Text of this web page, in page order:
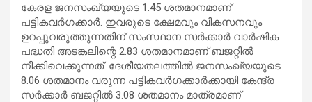
കേരള ജനസംഖ്യയുടെ 1.45 ശതമാനമാണ്
പട്ടികവർഗക്കാർ. ഇവരുടെ ക്ഷേമവും വികസനവും
ഉറപ്പുവരുത്തുന്നതിന് സംസ്ഥാന സർക്കാർ വാർഷിക
പദ്ധതി അടങ്കലിന്റെ 2.83 ശതമാനമാണ് ബജറ്റിൽ
നീക്കിവെക്കുന്നത്. ദേശീയതലത്തിൽ ജനസംഖ്യയുടെ
8.06 ശതമാനം വരുന്ന പട്ടികവർഗക്കാർക്കായി കേന്ദ്ര
സർക്കാർ ബജറ്റിൽ 3.08 ശതമാനം മാത്രമാണ്